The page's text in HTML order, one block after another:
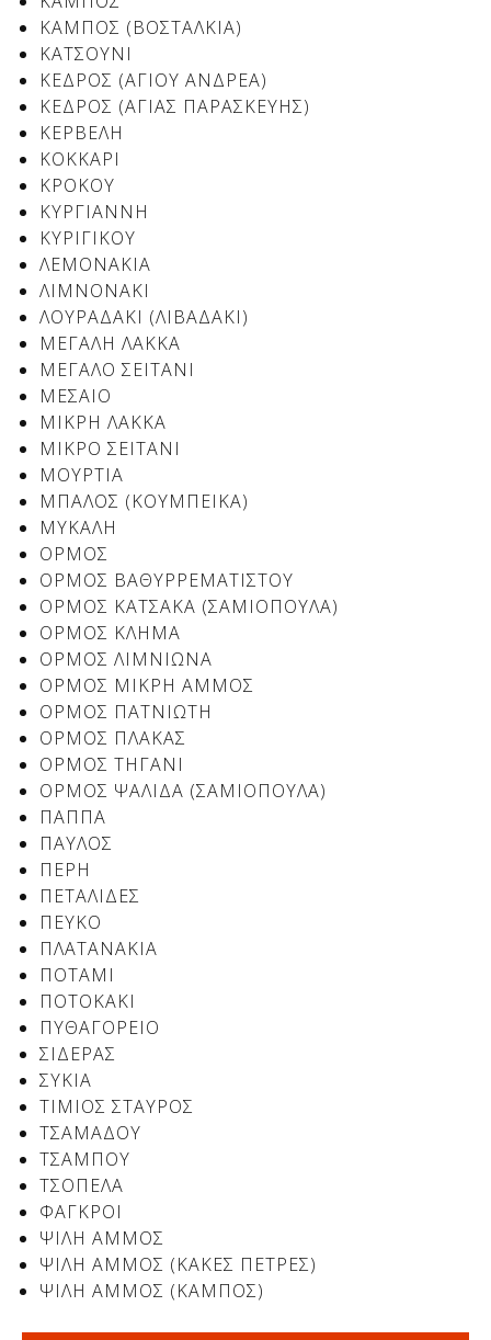
Δείτε μας:
Δείτε μας:
Δείτε μας:
ΚΑΜΠΟΣ (ΒΟΣΤΑΛΚΙΑ)
ΚΑΤΣΟΥΝΙ
ΚΕΔΡΟΣ (ΑΓΙΟΥ ΑΝΔΡΕΑ)
ΚΕΔΡΟΣ (ΑΓΙΑΣ ΠΑΡΑΣΚΕΥΗΣ)
ΚΕΡΒΕΛΗ
ΚΟΚΚΑΡΙ
ΚΡΟΚΟΥ
ΚΥΡΓΙΑΝΝΗ
ΚΥΡΙΓΙΚΟΥ
ΛΕΜΟΝΑΚΙΑ
ΛΙΜΝΟΝΑΚΙ
ΛΟΥΡΑΔΑΚΙ (ΛΙΒΑΔΑΚΙ)
ΜΕΓΑΛΗ ΛΑΚΚΑ
ΜΕΓΑΛΟ ΣΕΙΤΑΝΙ
ΜΕΣΑΙΟ
ΜΙΚΡΗ ΛΑΚΚΑ
ΜΙΚΡΟ ΣΕΙΤΑΝΙ
ΜΟΥΡΤΙΑ
ΜΠΑΛΟΣ (ΚΟΥΜΠΕΙΚΑ)
ΜΥΚΑΛΗ
ΟΡΜΟΣ
ΟΡΜΟΣ ΒΑΘΥΡΡΕΜΑΤΙΣΤΟΥ
ΟΡΜΟΣ ΚΑΤΣΑΚΑ (ΣΑΜΙΟΠΟΥΛΑ)
ΟΡΜΟΣ ΚΛΗΜΑ
ΟΡΜΟΣ ΛΙΜΝΙΩΝΑ
ΟΡΜΟΣ ΜΙΚΡΗ ΑΜΜΟΣ
ΟΡΜΟΣ ΠΑΤΝΙΩΤΗ
ΟΡΜΟΣ ΠΛΑΚΑΣ
ΟΡΜΟΣ ΤΗΓΑΝΙ
ΟΡΜΟΣ ΨΑΛΙΔΑ (ΣΑΜΙΟΠΟΥΛΑ)
ΠΑΠΠΑ
ΠΑΥΛΟΣ
ΠΕΡΗ
ΠΕΤΑΛΙΔΕΣ
ΠΕΥΚΟ
ΠΛΑΤΑΝΑΚΙΑ
ΠΟΤΑΜΙ
ΠΟΤΟΚΑΚΙ
ΠΥΘΑΓΟΡΕΙΟ
ΣΙΔΕΡΑΣ
ΣΥΚΙΑ
ΤΙΜΙΟΣ ΣΤΑΥΡΟΣ
ΤΣΑΜΑΔΟΥ
ΤΣΑΜΠΟΥ
ΤΣΟΠΕΛΑ
ΦΑΓΚΡΟΙ
ΨΙΛΗ ΑΜΜΟΣ
ΨΙΛΗ ΑΜΜΟΣ (ΚΑΚΕΣ ΠΕΤΡΕΣ)
ΨΙΛΗ ΑΜΜΟΣ (ΚΑΜΠΟΣ)